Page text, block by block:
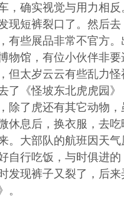
，确实视觉与用力相反
现短裤裂口了。然后去
有些展品非常不官方。
物馆，有位小伙伴非要
但太岁云云有些乱力
了《怪坡东北虎虎园》
除了虎还有其它动物，
休息后，换衣服，去吃
。大部队的航班因天气
自行吃饭，与时俱进的
发现裤子又裂了，后来
。